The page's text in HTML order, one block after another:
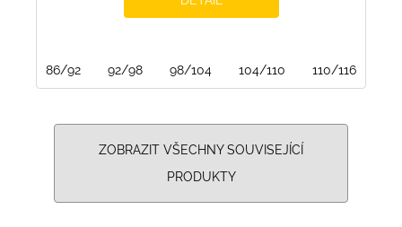
86/92 92/98 98/104 104/110 110/116
ZOBRAZIT VŠECHNY SOUVISEJÍCÍ
PRODUKTY